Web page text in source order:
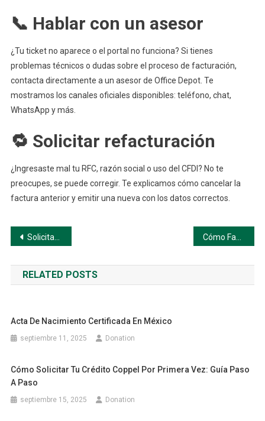
📞 Hablar con un asesor
¿Tu ticket no aparece o el portal no funciona? Si tienes
problemas técnicos o dudas sobre el proceso de facturación,
contacta directamente a un asesor de Office Depot. Te
mostramos los canales oficiales disponibles: teléfono, chat,
WhatsApp y más.
🔁 Solicitar refacturación
¿Ingresaste mal tu RFC, razón social o uso del CFDI? No te
preocupes, se puede corregir. Te explicamos cómo cancelar la
factura anterior y emitir una nueva con los datos correctos.
Navegación
de
entradas
Solicitar refacturación en Office Depot paso a paso
RELATED POSTS
Acta De Nacimiento Certificada En México
septiembre 11, 2025 Donation
Cómo Solicitar Tu Crédito Coppel Por Primera Vez: Guía Paso
A Paso
septiembre 15, 2025 Donation